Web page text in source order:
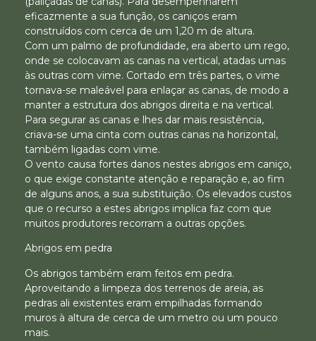
eficazmente a sua função, os caniços eram
construídos com cerca de um 1,20 m de altura.
Com um palmo de profundidade, era aberto um rego,
onde se colocavam as canas na vertical, atadas umas
às outras com vime. Cortado em três partes, o vime
tornava-se maleável para enlaçar as canas, de modo a
manter a estrutura dos abrigos direita e na vertical.
Para segurar as canas e lhes dar mais resistência,
criava-se uma cinta com outras canas na horizontal,
também ligadas com vime.
O vento causa fortes danos nestes abrigos em caniço,
o que exige constante atenção e reparação e, ao fim
de alguns anos, a sua substituição. Os elevados custos
que o recurso a estes abrigos implica faz com que
muitos produtores recorram a outras opções.
Abrigos em pedra
Os abrigos também eram feitos em pedra.
Aproveitando a limpeza dos terrenos de areia, as
pedras ali existentes eram empilhadas formando
muros à altura de cerca de um metro ou um pouco
mais.